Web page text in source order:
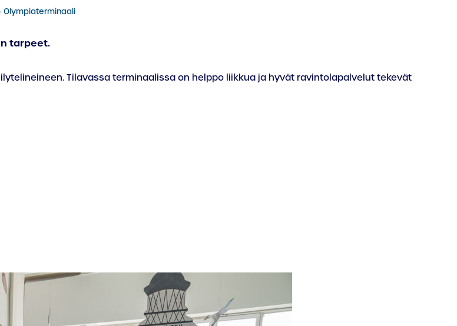
Olympiaterminaali
tarpeet.
Tilavassa terminaalissa on helppo liikkua ja hyvät ravintolapalvelut tekevät